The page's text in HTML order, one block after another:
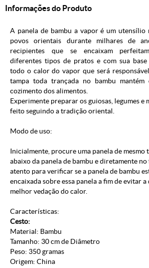
Informações do Produto
A panela de bambu a vapor é um
povos orientais durante milhares de
recipientes que se encaixam
diferentes tipos de pratos e com sua
todo o calor do vapor que será
tampa toda trançada no bambu
cozimento dos alimentos.
Experimente preparar os guiosas, legumes e
feito seguindo a tradição oriental.
Modo de uso:
Inicialmente, procure uma panela de mesmo
abaixo da panela de bambu e diretamente
atento para verificar se a panela de bambu
encaixada sobre essa panela a fim de evitar a
melhor vedação do calor.
Características:
Cesto:
Material: Bambu
Tamanho: 30 cm de Diâmetro
Peso: 350 gramas
Origem: China